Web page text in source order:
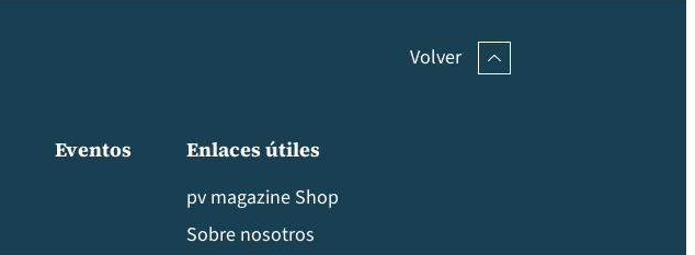
Volver
Eventos
Enlaces útiles
pv magazine Shop
Sobre nosotros